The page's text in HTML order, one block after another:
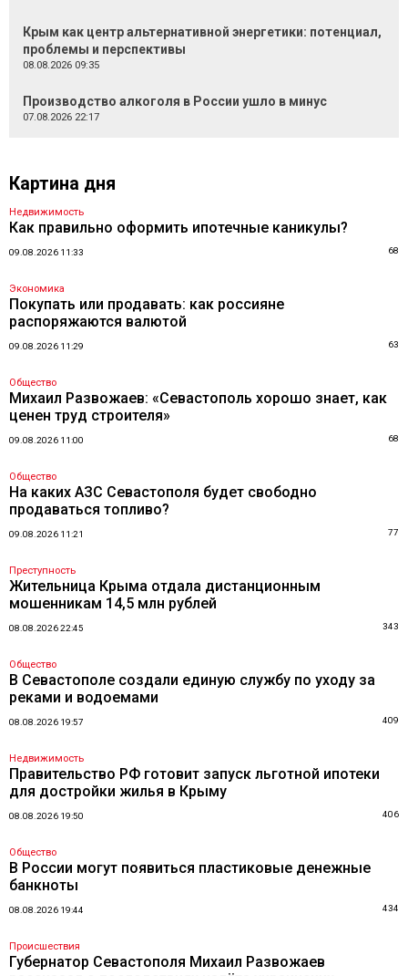
Крым как центр альтернативной энергетики: потенциал,
проблемы и перспективы
08.08.2026 09:35
Производство алкоголя в России ушло в минус
07.08.2026 22:17
Картина дня
Недвижимость
Как правильно оформить ипотечные каникулы?
09.08.2026 11:33 68
Экономика
Покупать или продавать: как россияне
распоряжаются валютой
09.08.2026 11:29 63
Общество
Михаил Развожаев: «Севастополь хорошо знает, как
ценен труд строителя»
09.08.2026 11:00 68
Общество
На каких АЗС Севастополя будет свободно
продаваться топливо?
09.08.2026 11:21 77
Преступность
Жительница Крыма отдала дистанционным
мошенникам 14,5 млн рублей
08.08.2026 22:45 343
Общество
В Севастополе создали единую службу по уходу за
реками и водоемами
08.08.2026 19:57 409
Недвижимость
Правительство РФ готовит запуск льготной ипотеки
для достройки жилья в Крыму
08.08.2026 19:50 406
Общество
В России могут появиться пластиковые денежные
банкноты
08.08.2026 19:44 434
Происшествия
Губернатор Севастополя Михаил Развожаев